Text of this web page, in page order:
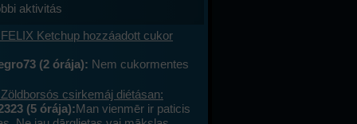
aktivitás
Ketchup hozzáadott cukor
(2 órája): Nem cukormentes
csirkemáj diétásan:
(5 órája):Man vienmēr ir paticis